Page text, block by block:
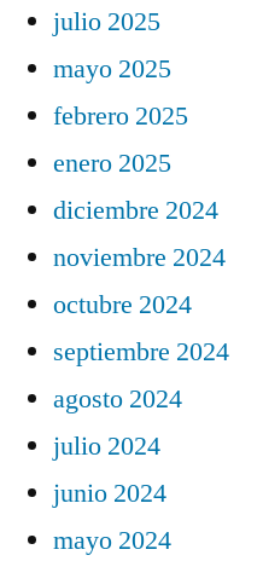
julio 2025
mayo 2025
febrero 2025
enero 2025
diciembre 2024
noviembre 2024
octubre 2024
septiembre 2024
agosto 2024
julio 2024
junio 2024
mayo 2024